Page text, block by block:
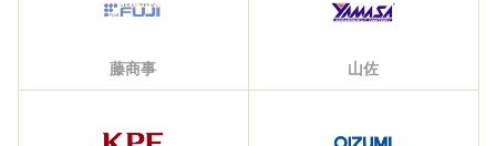
藤商事 山佐